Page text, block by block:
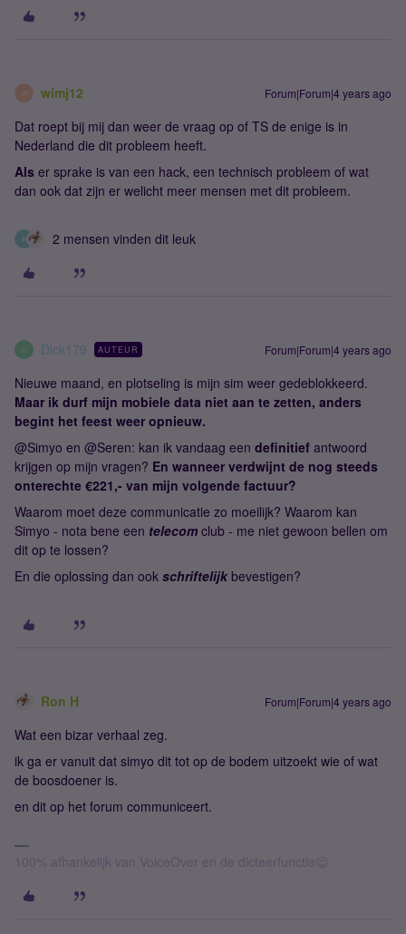
W wimj12 Forum|Forum|4 years ago
Dat roept bij mij dan weer de vraag op of TS de enige is in
Nederland die dit probleem heeft.
Als er sprake is van een hack, een technisch probleem of wat
dan ook dat zijn er welicht meer mensen met dit probleem.
R 2 mensen vinden dit leuk
D Dick179 AUTEUR Forum|Forum|4 years ago
Nieuwe maand, en plotseling is mijn sim weer gedeblokkeerd.
Maar ik durf mijn mobiele data niet aan te zetten, anders
begint het feest weer opnieuw.
@Simyo en @Seren: kan ik vandaag een definitief antwoord
krijgen op mijn vragen? En wanneer verdwijnt de nog steeds
onterechte €221,- van mijn volgende factuur?
Waarom moet deze communicatie zo moeilijk? Waarom kan
Simyo - nota bene een telecom club - me niet gewoon bellen om
dit op te lossen?
En die oplossing dan ook schriftelijk bevestigen?
Ron H Forum|Forum|4 years ago
Wat een bizar verhaal zeg.
ik ga er vanuit dat simyo dit tot op de bodem uitzoekt wie of wat
de boosdoener is.
en dit op het forum communiceert.
100% afhankelijk van VoiceOver en de dicteerfunctie😉